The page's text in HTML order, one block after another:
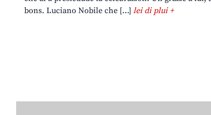
bons. Luciano Nobile che […] lei di plui +